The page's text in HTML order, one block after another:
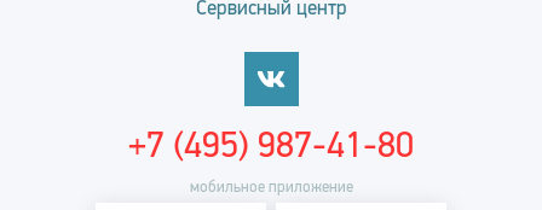
Сервисный центр
мобильное приложение
+7 (495) 987-41-80